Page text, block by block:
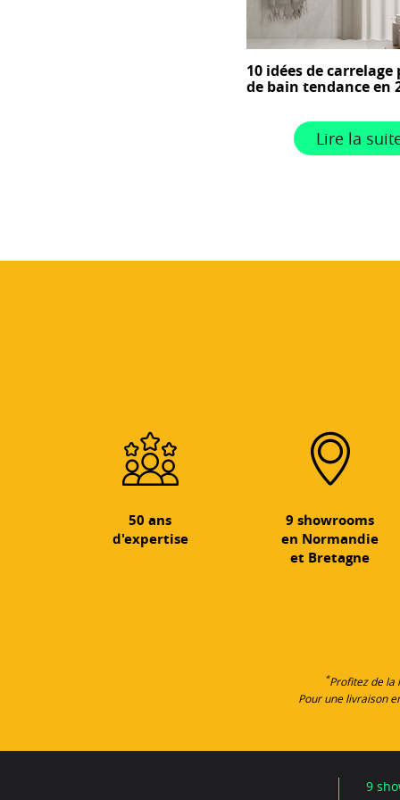
10 idées de
de bain tendance en
Lire la
50 ans
d'expertise
9 showrooms
en Normandie
et Bretagne
*Profitez de la
Pour une livraison
9